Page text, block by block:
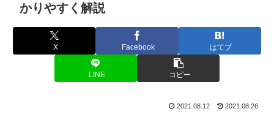
かりやすく解説
X Facebook はてブ
LINE コピー
2021.08.12 2021.08.26